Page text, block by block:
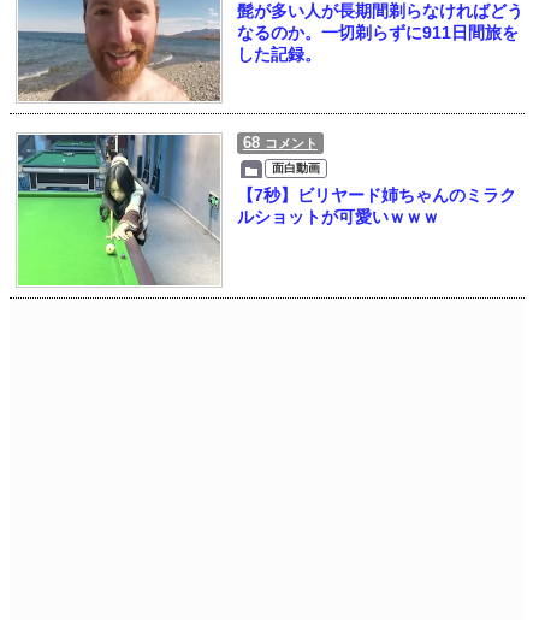
髭が多い人が長期間剃らなければどう
なるのか。一切剃らずに911日間旅を
した記録。
68 コメント
面白動画
【7秒】ビリヤード姉ちゃんのミラク
ルショットが可愛いｗｗｗ